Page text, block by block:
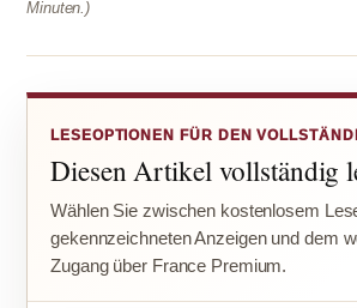
Minuten.)
LESEOPTIONEN FÜR DEN
Diesen Artikel vollständig
Wählen Sie zwischen kostenlosem
gekennzeichneten Anzeigen und dem
Zugang über France Premium.